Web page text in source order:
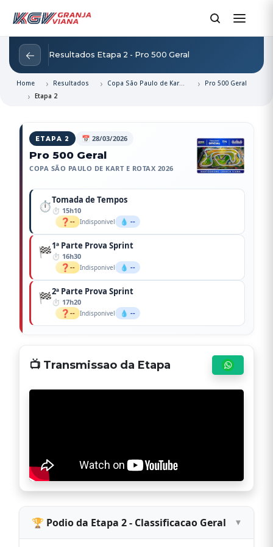
← Resultados Etapa 2 - Pro 500 Geral
Home Resultados Copa São Paulo de Kart e Rotax 2026
Pro 500 Geral
Etapa 2
ETAPA 2 📅 28/03/2026
Pro 500 Geral
COPA SÃO PAULO DE KART E ROTAX 2026
⏱️Tomada de Tempos
15h10
❓ -- Indisponivel 💧 --
🏁1ª Parte Prova Sprint
16h30
❓ -- Indisponivel 💧 --
🏁2ª Parte Prova Sprint
17h20
❓ -- Indisponivel 💧 --
📺 Transmissao da Etapa
🏆 Podio da Etapa 2 - Classificacao Geral